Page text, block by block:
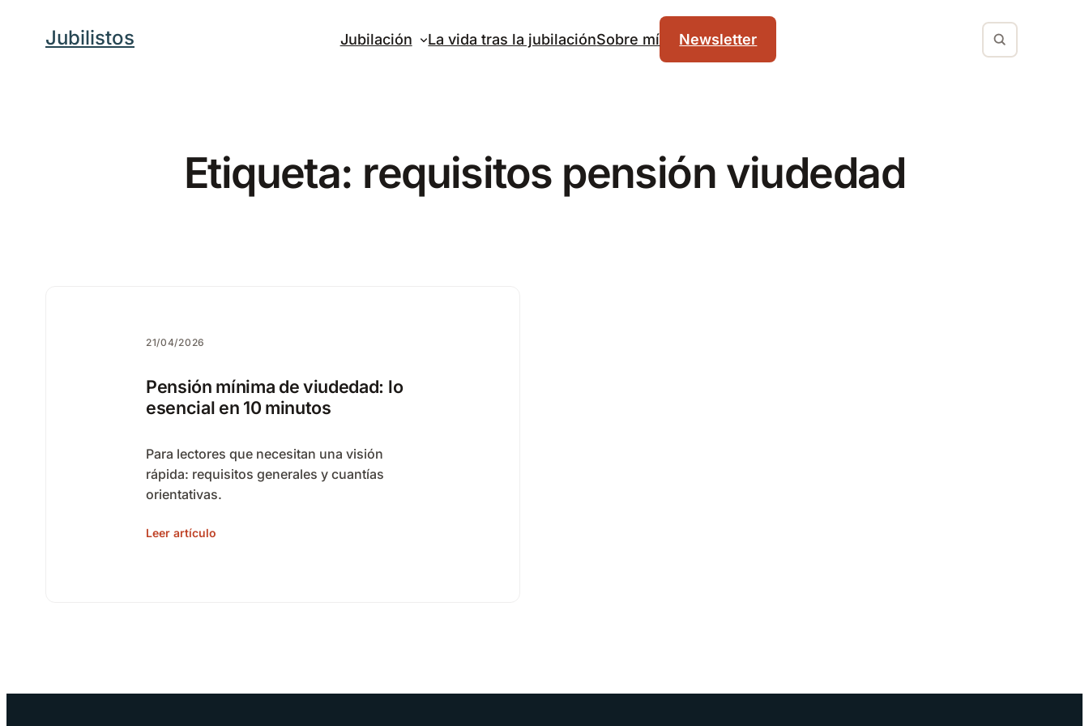
Jubilistos Jubilación La vida tras la jubilaciónSobre mí Newsletter
Etiqueta: requisitos pensión viudedad
21/04/2026
Pensión mínima de viudedad: lo
esencial en 10 minutos
Para lectores que necesitan una visión
rápida: requisitos generales y cuantías
orientativas.
Leer artículo